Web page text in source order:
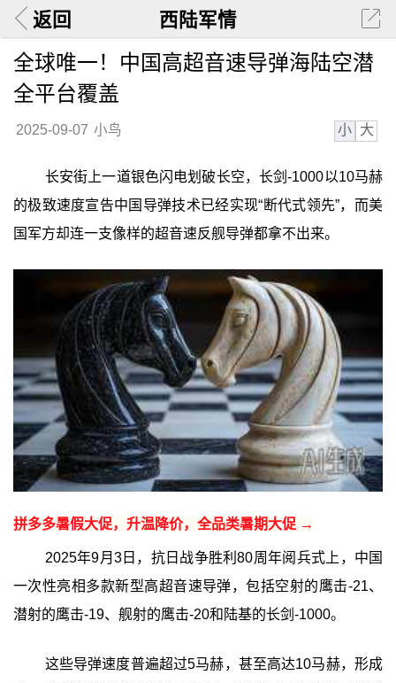
返回 西陆军情
全球唯一！中国高超音速导弹海陆空潜
全平台覆盖
2025-09-07 小鸟 小 大
长安街上一道银色闪电划破长空，长剑-1000以10马赫
的极致速度宣告中国导弹技术已经实现“断代式领先”，而美
国军方却连一支像样的超音速反舰导弹都拿不出来。
拼多多暑假大促，升温降价，全品类暑期大促 →
2025年9月3日，抗日战争胜利80周年阅兵式上，中国
一次性亮相多款新型高超音速导弹，包括空射的鹰击-21、
潜射的鹰击-19、舰射的鹰击-20和陆基的长剑-1000。
这些导弹速度普遍超过5马赫，甚至高达10马赫，形成